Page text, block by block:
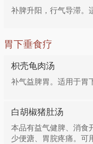
补脾升阳，行气导滞。
胃下垂食疗
枳壳龟肉汤
补气益脾胃。适用于胃
白胡椒猪肚汤
本品有益气健脾、消食
少便溏、胃脘疼痛。可